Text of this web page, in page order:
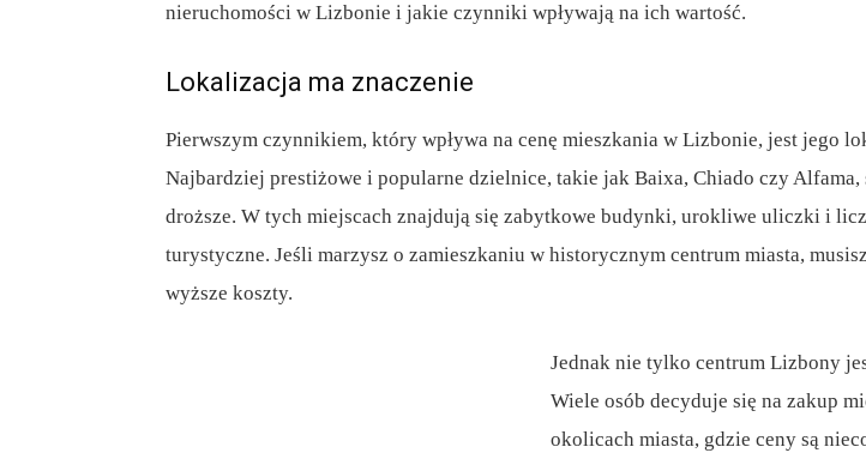
nieruchomości w Lizbonie i jakie czynniki wpływają na ich wartość.
Lokalizacja ma znaczenie
Pierwszym czynnikiem, który wpływa na cenę mieszkania w Lizbonie, jest jego
Najbardziej prestiżowe i popularne dzielnice, takie jak Baixa, Chiado czy Alfama,
droższe. W tych miejscach znajdują się zabytkowe budynki, urokliwe uliczki i
turystyczne. Jeśli marzysz o zamieszkaniu w historycznym centrum miasta,
wyższe koszty.
Jednak nie tylko centrum Lizbony
Wiele osób decyduje się na zakup
okolicach miasta, gdzie ceny są